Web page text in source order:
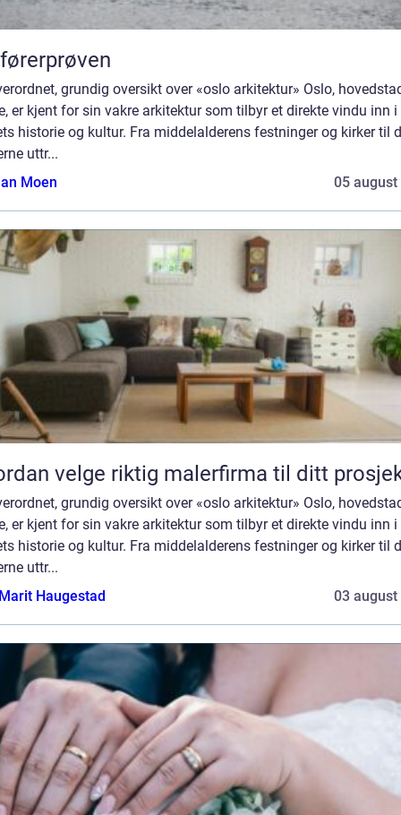
grundig oversikt over «oslo arkitektur» Oslo,
er kjent for sin vakre arkitektur som tilbyr et direkte vindu inn i
historie og kultur. Fra middelalderens festninger og kirker til
uttr...
Moen
05 august
velge riktig malerfirma til ditt
grundig oversikt over «oslo arkitektur» Oslo,
er kjent for sin vakre arkitektur som tilbyr et direkte vindu inn i
historie og kultur. Fra middelalderens festninger og kirker til
uttr...
Haugestad
03 august